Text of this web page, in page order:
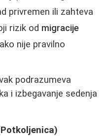
privremen ili zahteva
rizik od migracije
nije pravilno
podrazumeva
i izbegavanje sedenja